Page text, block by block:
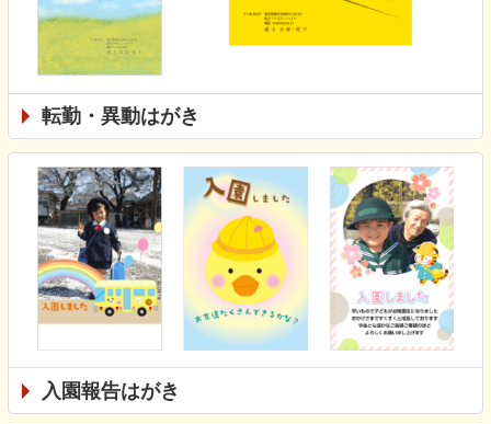
転勤・異動はがき
入園報告はがき